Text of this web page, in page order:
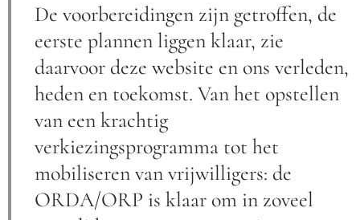
De voorbereidingen zijn getroffen, de
eerste plannen liggen klaar, zie
daarvoor deze website en ons verleden,
heden en toekomst. Van het opstellen
van een krachtig
verkiezingsprogramma tot het
mobiliseren van vrijwilligers: de
ORDA/ORP is klaar om in zoveel